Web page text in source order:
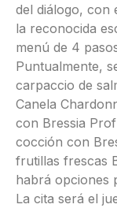
del diálogo, con
la reconocida
menú de 4
Puntualmente,
carpaccio de
Canela
con Bressia
cocción con
frutillas frescas
habrá opciones
La cita será el